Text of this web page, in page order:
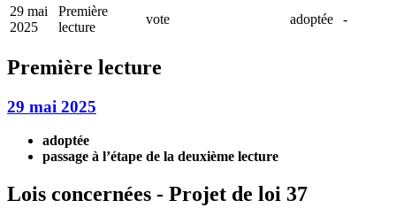
29 mai
2025
Première
lecture
vote adoptée -
Première lecture
29 mai 2025
adoptée
passage à l’étape de la deuxième lecture
Lois concernées - Projet de loi 37